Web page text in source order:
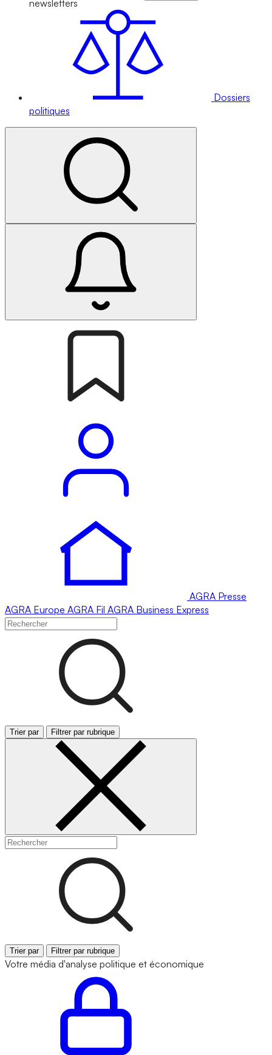
newsletters
Dossiers
politiques
AGRA Presse
AGRA Europe AGRA Fil AGRA Business Express
Trier par Filtrer par rubrique
Trier par Filtrer par rubrique
Votre média d'analyse politique et économique